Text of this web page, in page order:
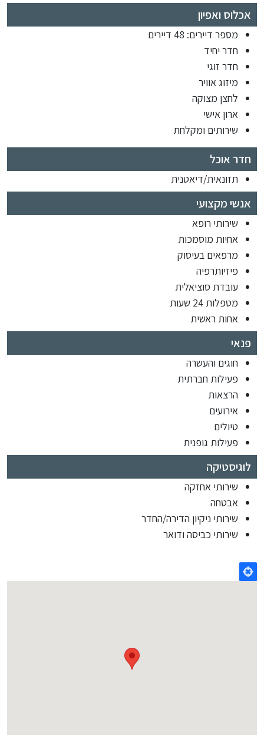
אכלוס ואפיון
מספר דיירים: 48 דיירים
חדר יחיד
חדר זוגי
מיזוג אוויר
לחצן מצוקה
ארון אישי
שירותים ומקלחת
חדר אוכל
תזונאית/דיאטנית
אנשי מקצועי
שירותי רופא
אחיות מוסמכות
מרפאים בעיסוק
פיזיותרפיה
עובדת סוציאלית
מטפלות 24 שעות
אחות ראשית
פנאי
חוגים והעשרה
פעילות חברתית
הרצאות
אירועים
טיולים
פעילות גופנית
לוגיסטיקה
שירותי אחזקה
אבטחה
שירותי ניקיון הדירה/החדר
שירותי כביסה ודואר